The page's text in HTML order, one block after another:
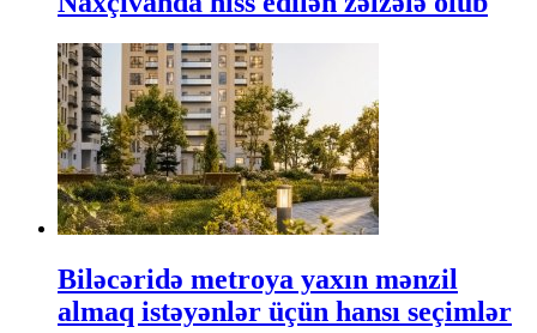
Biləcəridə metroya yaxın mənzil
almaq istəyənlər üçün hansı seçimlər